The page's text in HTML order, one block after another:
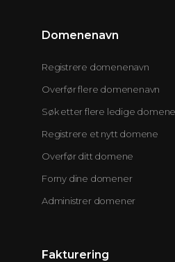
Domenenavn
Registrere domenenavn
Overfør flere domenenavn
Søk etter flere ledige
Registrere et nytt domene
Overfør ditt domene
Forny dine domener
Administrer domener
Fakturering